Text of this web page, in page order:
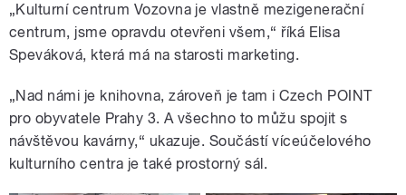
„Kulturní centrum Vozovna je vlastně mezigenerační
centrum, jsme opravdu otevřeni všem,“ říká Elisa
Speváková, která má na starosti marketing.
„Nad námi je knihovna, zároveň je tam i Czech POINT
pro obyvatele Prahy 3. A všechno to můžu spojit s
návštěvou kavárny,“ ukazuje. Součástí víceúčelového
kulturního centra je také prostorný sál.